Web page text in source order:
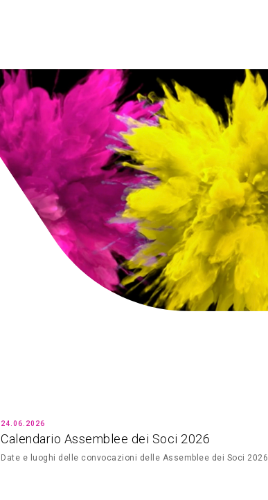
24.06.2026
Calendario Assemblee dei Soci 2026
Date e luoghi delle convocazioni delle Assemblee dei Soci 2026